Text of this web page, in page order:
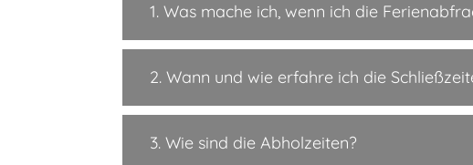
1. Was mache ich, wenn ich die
2. Wann und wie erfahre ich die
3. Wie sind die Abholzeiten?